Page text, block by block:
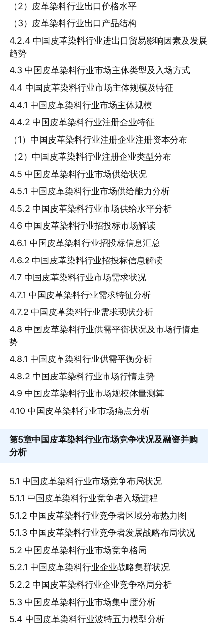
（2）皮革染料行业出口价格水平
（3）皮革染料行业出口产品结构
4.2.4 中国皮革染料行业进出口贸易影响因素及发展
趋势
4.3 中国皮革染料行业市场主体类型及入场方式
4.4 中国皮革染料行业市场主体规模及特征
4.4.1 中国皮革染料行业市场主体规模
4.4.2 中国皮革染料行业注册企业特征
（1）中国皮革染料行业注册企业注册资本分布
（2）中国皮革染料行业注册企业类型分布
4.5 中国皮革染料行业市场供给状况
4.5.1 中国皮革染料行业市场供给能力分析
4.5.2 中国皮革染料行业市场供给水平分析
4.6 中国皮革染料行业招投标市场解读
4.6.1 中国皮革染料行业招投标信息汇总
4.6.2 中国皮革染料行业招投标信息解读
4.7 中国皮革染料行业市场需求状况
4.7.1 中国皮革染料行业需求特征分析
4.7.2 中国皮革染料行业需求现状分析
4.8 中国皮革染料行业供需平衡状况及市场行情走
势
4.8.1 中国皮革染料行业供需平衡分析
4.8.2 中国皮革染料行业市场行情走势
4.9 中国皮革染料行业市场规模体量测算
4.10 中国皮革染料行业市场痛点分析
第5章中国皮革染料行业市场竞争状况及融资并购
分析
5.1 中国皮革染料行业市场竞争布局状况
5.1.1 中国皮革染料行业竞争者入场进程
5.1.2 中国皮革染料行业竞争者区域分布热力图
5.1.3 中国皮革染料行业竞争者发展战略布局状况
5.2 中国皮革染料行业市场竞争格局
5.2.1 中国皮革染料行业企业战略集群状况
5.2.2 中国皮革染料行业企业竞争格局分析
5.3 中国皮革染料行业市场集中度分析
5.4 中国皮革染料行业波特五力模型分析